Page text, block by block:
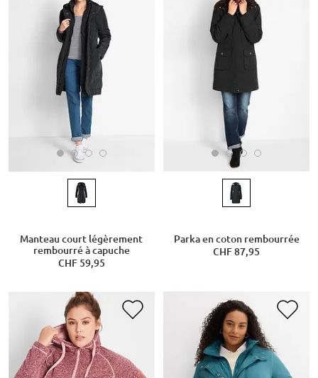
Manteau court légèrement
rembourré à capuche
CHF 59,95
Parka en coton rembourrée
CHF 87,95